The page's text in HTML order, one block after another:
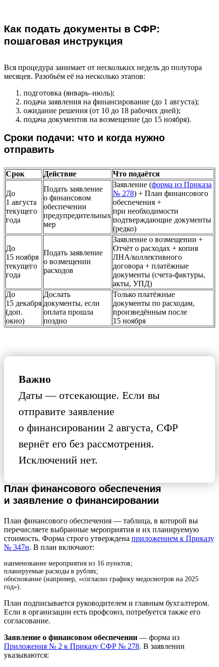
Как подать документы в СФР:
пошаговая инструкция
Вся процедура занимает от нескольких недель до полутора
месяцев. Разобьём её на несколько этапов:
подготовка (январь–июль);
подача заявления на финансирование (до 1 августа);
ожидание решения (от 10 до 18 рабочих дней);
подача документов на возмещение (до 15 ноября).
Сроки подачи: что и когда нужно
отправить
Срок Действие Что подаётся
До
1 августа
текущего
года
Подать заявление
о финансовом
обеспечении
предупредительных
мер
Заявление (форма из Приказа
№ 278) + План финансового
обеспечения +
при необходимости
подтверждающие документы
(редко)
До
15 ноября
текущего
года
Подать заявление
о возмещении
расходов
Заявление о возмещении +
Отчёт о расходах + копия
ЛНА/коллективного
договора + платёжные
документы (счета-фактуры,
акты, УПД)
До
15 декабря
(доп.
окно)
Дослать
документы, если
оплата прошла
поздно
Только платёжные
документы по расходам,
произведённым после
15 ноября
Важно
Даты — отсекающие. Если вы
отправите заявление
о финансировании 2 августа, СФР
вернёт его без рассмотрения.
Исключений нет.
План финансового обеспечения
и заявление о финансировании
План финансового обеспечения — таблица, в которой вы
перечисляете выбранные мероприятия и их планируемую
стоимость. Форма строго утверждена приложением к Приказу
№ 347н. В план включают:
наименование мероприятия из 16 пунктов;
планируемые расходы в рублях;
обоснование (например, «согласно графику медосмотров на 2025
год»).
План подписывается руководителем и главным бухгалтером.
Если в организации есть профсоюз, потребуется также его
согласование.
Заявление о финансовом обеспечении — форма из
Приложения № 2 к Приказу СФР № 278. В заявлении
указываются: